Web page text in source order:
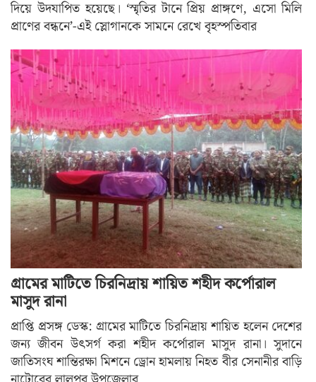
দিয়ে উদযাপিত হয়েছে। ‘স্মৃতির টানে প্রিয় প্রাঙ্গণে, এসো মিলি
প্রাণের বন্ধনে’-এই স্লোগানকে সামনে রেখে বৃহস্পতিবার
গ্রামের মাটিতে চিরনিদ্রায় শায়িত শহীদ কর্পোরাল
মাসুদ রানা
প্রাপ্তি প্রসঙ্গ ডেস্ক: গ্রামের মাটিতে চিরনিদ্রায় শায়িত হলেন দেশের
জন্য জীবন উৎসর্গ করা শহীদ কর্পোরাল মাসুদ রানা। সুদানে
জাতিসংঘ শান্তিরক্ষা মিশনে ড্রোন হামলায় নিহত বীর সেনানীর বাড়ি